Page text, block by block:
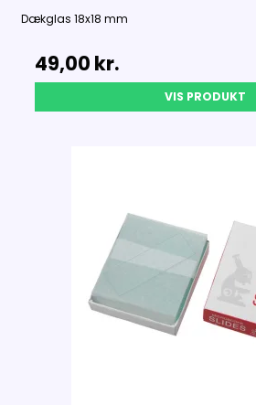
Dækglas 18x18 mm
49,00 kr.
VIS PRODUKT